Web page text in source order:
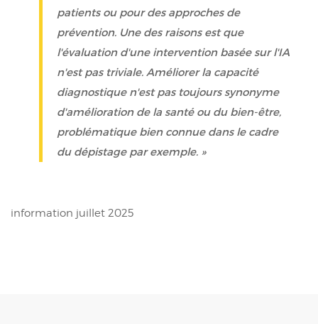
patients ou pour des approches de
prévention. Une des raisons est que
l'évaluation d'une intervention basée sur l'IA
n'est pas triviale. Améliorer la capacité
diagnostique n'est pas toujours synonyme
d'amélioration de la santé ou du bien-être,
problématique bien connue dans le cadre
du dépistage par exemple. »
information juillet 2025